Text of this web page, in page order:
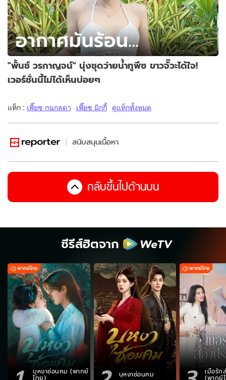
"พั้นช์ วรกาญจน์" นุ่งชุดว่ายน้ำทูพีซ ขาวจั๊วะได้ใจ!
เวอร์ชั่นนี้ไม่ได้เห็นบ่อยๆ
แท็ก : เพี๊ยซ กนกลดา เพี๊ยซ มิกกี้ ดูแท็กทั้งหมด
สนับสนุนเนื้อหา
กลับขึ้นไปด้านบน
ซีรีส์ฮิตจาก
บุหงาซ่อนคม (พากย์
ไทย) บุหงาซ่อนคม เมื่อรัก
(พากย์